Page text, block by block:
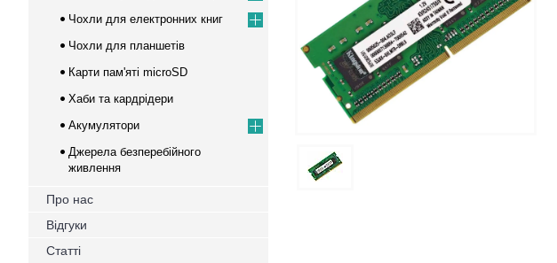
Чохли для електронних книг
Чохли для планшетів
Карти пам'яті microSD
Хаби та кардрідери
Акумулятори
Джерела безперебійного
живлення
Про нас
Відгуки
Статті